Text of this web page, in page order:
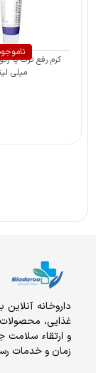
میلی
داروخانه
غذايى،
و ارتقاء
زمان و خدمات